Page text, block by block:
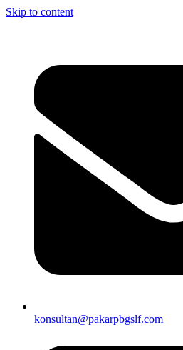
Skip to content
konsultan@pakarpbgslf.com